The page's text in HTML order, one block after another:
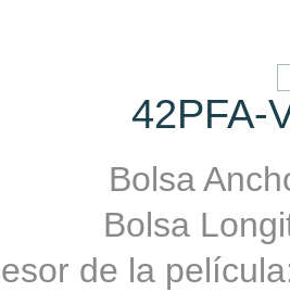
42PFA-
Bolsa
Bolsa
de la